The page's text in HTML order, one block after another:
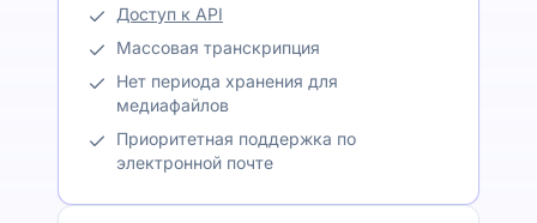
Доступ к API
Массовая транскрипция
Нет периода хранения для
медиафайлов
Приоритетная поддержка по
электронной почте